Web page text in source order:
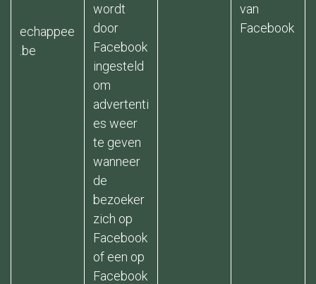
echappee
.be
wordt
door
Facebook
ingesteld
om
advertenti
es weer
te geven
wanneer
de
bezoeker
zich op
Facebook
of een op
Facebook
van
Facebook